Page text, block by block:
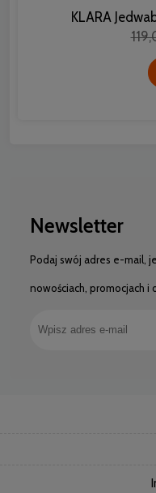
KLARA
Newsletter
Podaj swój adres e-mail,
nowościach, promocjach i